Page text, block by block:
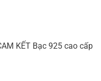
KẾT Bạc 925 cao cấp